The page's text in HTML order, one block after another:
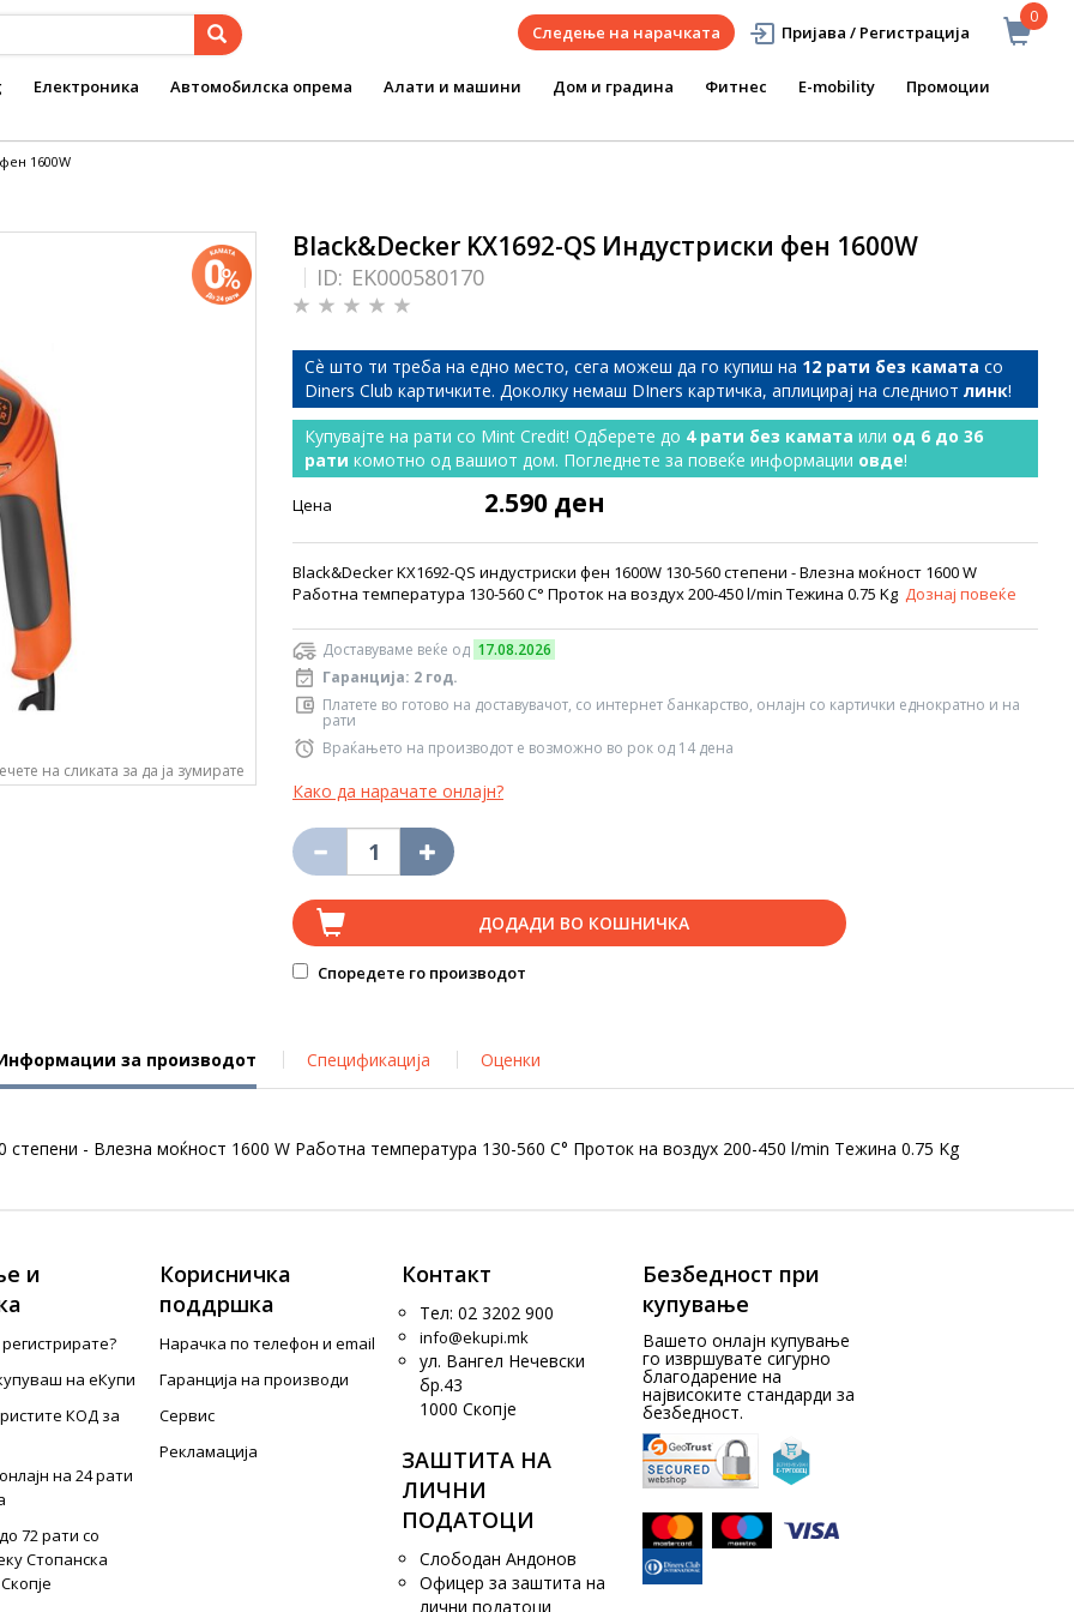
0
Следење на нарачката Пријава / Регистрација
Електроника Автомобилска опрема Алати и машини Дом и градина Фитнес E-mobility Промоции
1600W
на сликата за да ја зумирате
Black&Decker KX1692-QS Индустриски фен 1600W
ID: EK000580170
Сѐ што ти треба на едно место, сега можеш да го купиш на 12 рати без камата со
Diners Club картичките. Доколку немаш DIners картичка, аплицирај на следниот линк!
Купувајте на рати со Mint Credit! Одберете до 4 рати без камата или од 6 до 36
рати комотно од вашиот дом. Погледнете за повеќе информации овде!
Цена 2.590 ден
Black&Decker KX1692-QS индустриски фен 1600W 130-560 степени - Влезна моќност 1600 W
Работна температура 130-560 C° Проток на воздух 200-450 l/min Тежина 0.75 Kg Дознај повеќе
Доставуваме веќе од 17.08.2026
Гаранција: 2 год.
Платете во готово на доставувачот, со интернет банкарство, онлајн со картички еднократно и на
рати
Враќањето на производот е возможно во рок од 14 дена
Како да нарачате онлајн?
ДОДАДИ ВО КОШНИЧКА
Споредете го производот
за производот Спецификација Оценки
степени - Влезна моќност 1600 W Работна температура 130-560 C° Проток на воздух 200-450 l/min Тежина 0.75 Kg
и
на еКупи
КОД за
на 24 рати
72 рати со
Стопанска
Корисничка
поддршка
Нарачка по телефон и еmail
Гаранција на производи
Сервис
Рекламација
Контакт
Тел: 02 3202 900
info@ekupi.mk
ул. Вангел Нечевски
бр.43
1000 Скопје
ЗАШТИТА НА
ЛИЧНИ
ПОДАТОЦИ
Слободан Андонов
Офицер за заштита на
лични податоци
Безбедност при
купување
Вашето онлајн купување
го извршувате сигурно
благодарение на
највисоките стандарди за
безбедност.